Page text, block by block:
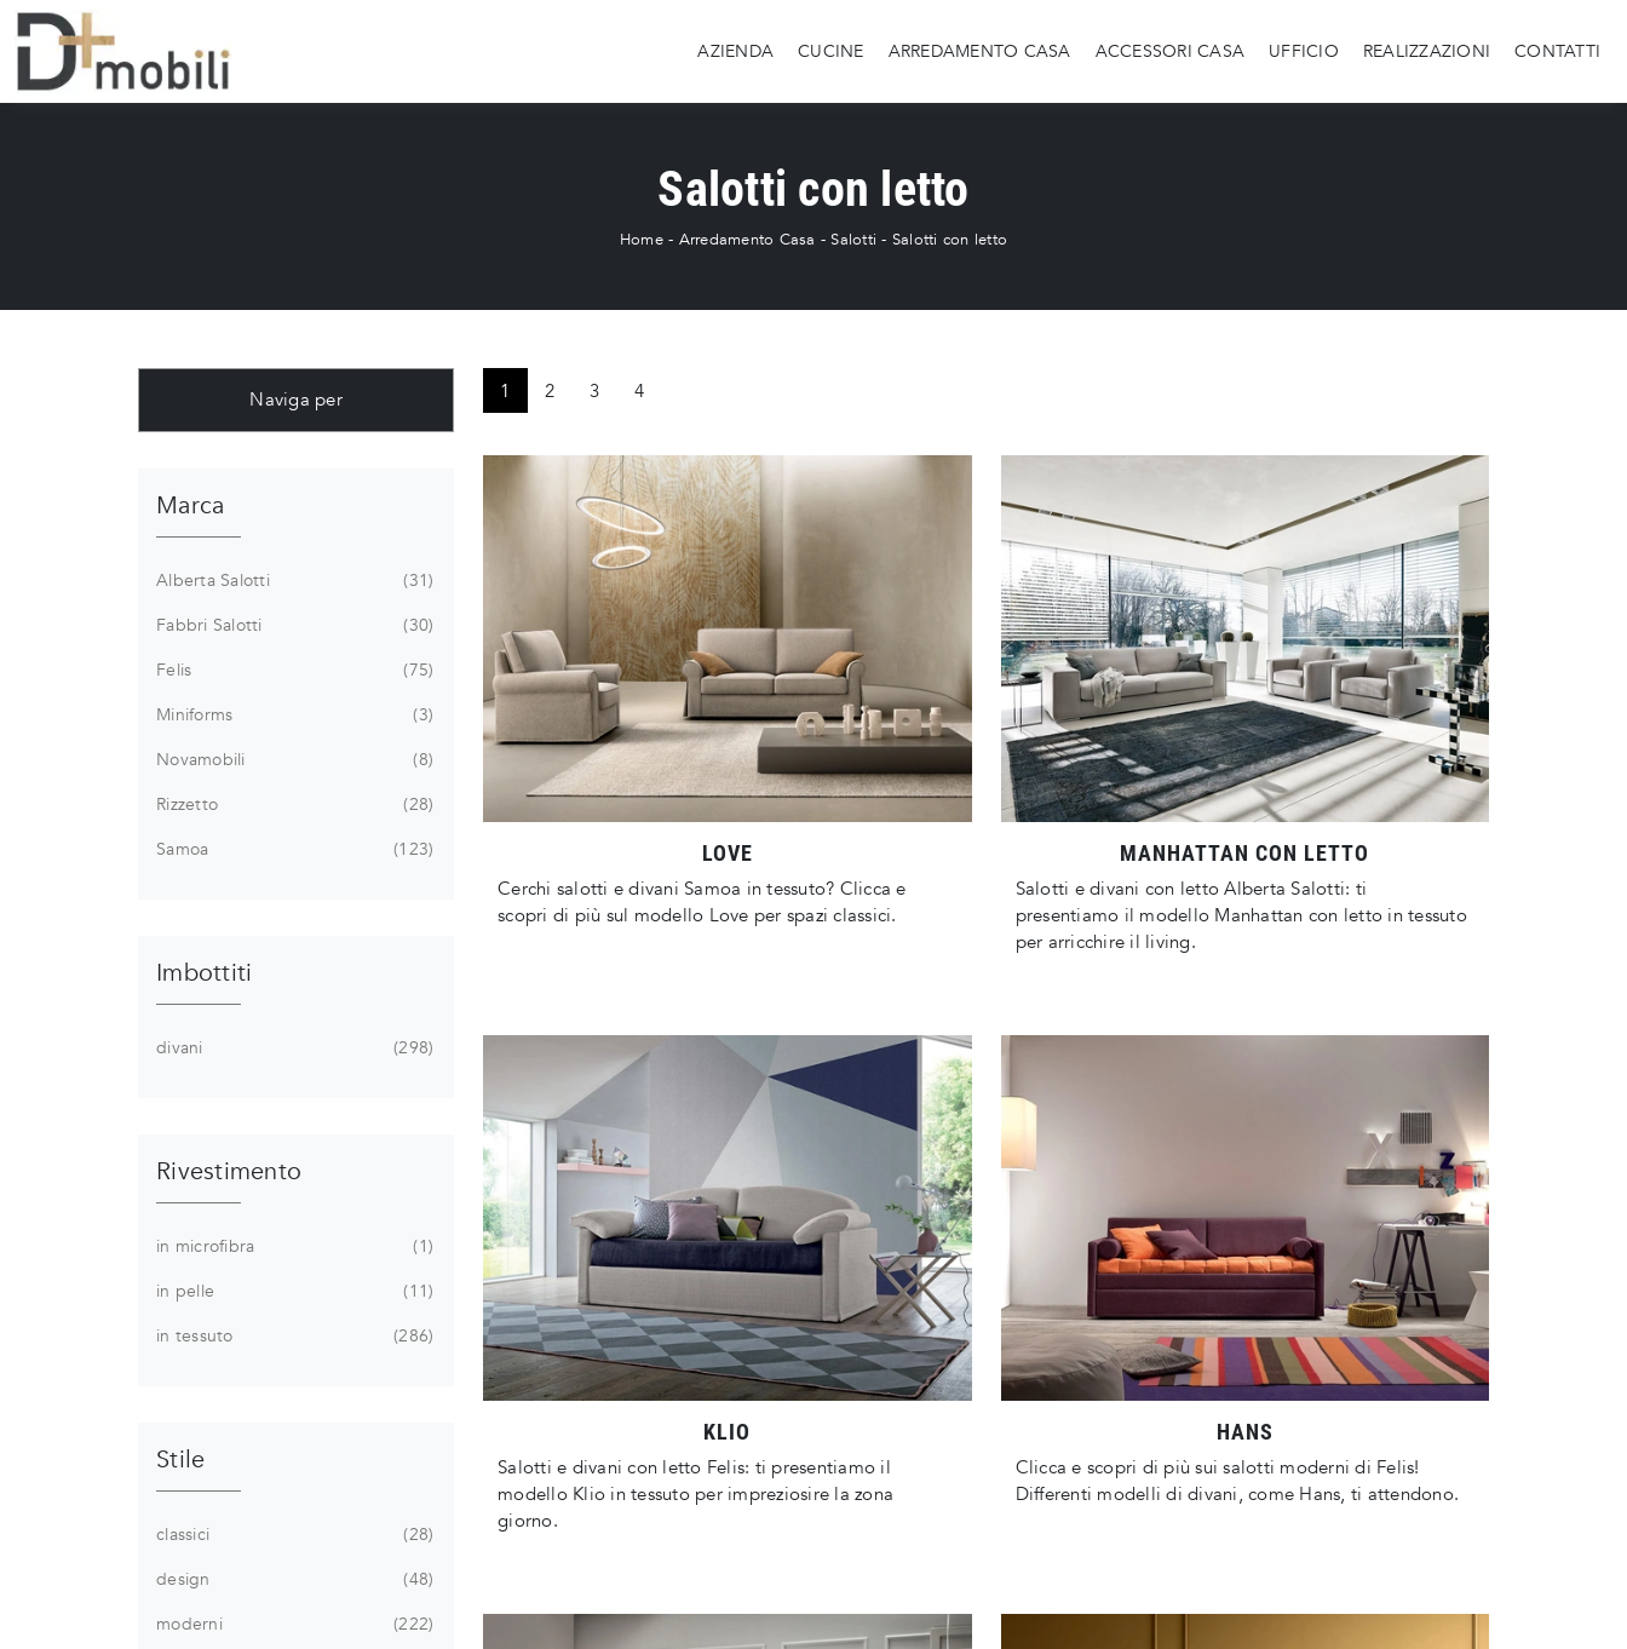
AZIENDA CUCINE ARREDAMENTO CASA ACCESSORI CASA UFFICIO REALIZZAZIONI CONTATTI
Salotti con letto
Home- Arredamento Casa - Salotti - Salotti con letto
1 2 3 4
LOVE
Cerchi salotti e divani Samoa in tessuto? Clicca e
scopri di più sul modello Love per spazi classici.
MANHATTAN CON LETTO
Salotti e divani con letto Alberta Salotti: ti
presentiamo il modello Manhattan con letto in tessuto
per arricchire il living.
KLIO
Salotti e divani con letto Felis: ti presentiamo il
modello Klio in tessuto per impreziosire la zona
giorno.
HANS
Clicca e scopri di più sui salotti moderni di Felis!
Differenti modelli di divani, come Hans, ti attendono.
Naviga per
Marca
Alberta Salotti
31
Fabbri Salotti
30
Felis
75
Miniforms
3
Novamobili
8
Rizzetto
28
Samoa
123
Imbottiti
divani 298
Rivestimento
in microfibra
1
in pelle
11
in tessuto
286
Stile
classici
28
design
48
moderni
222